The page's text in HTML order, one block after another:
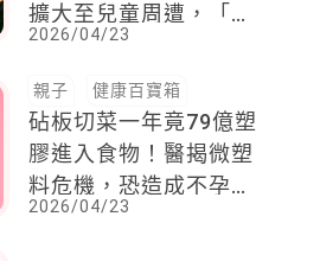
擴大至兒童周遭，「保
護下一代免於菸害上
癮」
2026/04/23
親子 健康百寶箱
砧板切菜一年竟79億塑
膠進入食物！醫揭微塑
料危機，恐造成不孕與
經期紊亂，5招教你減
2026/04/23